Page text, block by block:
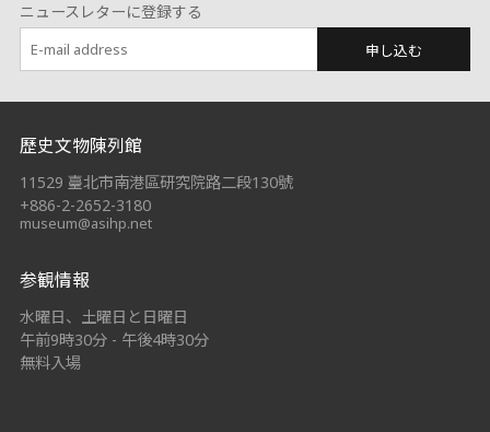
ニュースレターに登録する
申し込む
:::
歷史文物陳列館
11529 臺北市南港區研究院路二段130號
+886-2-2652-3180
museum@asihp.net
参観情報
水曜日、土曜日と日曜日
午前9時30分 - 午後4時30分
無料入場